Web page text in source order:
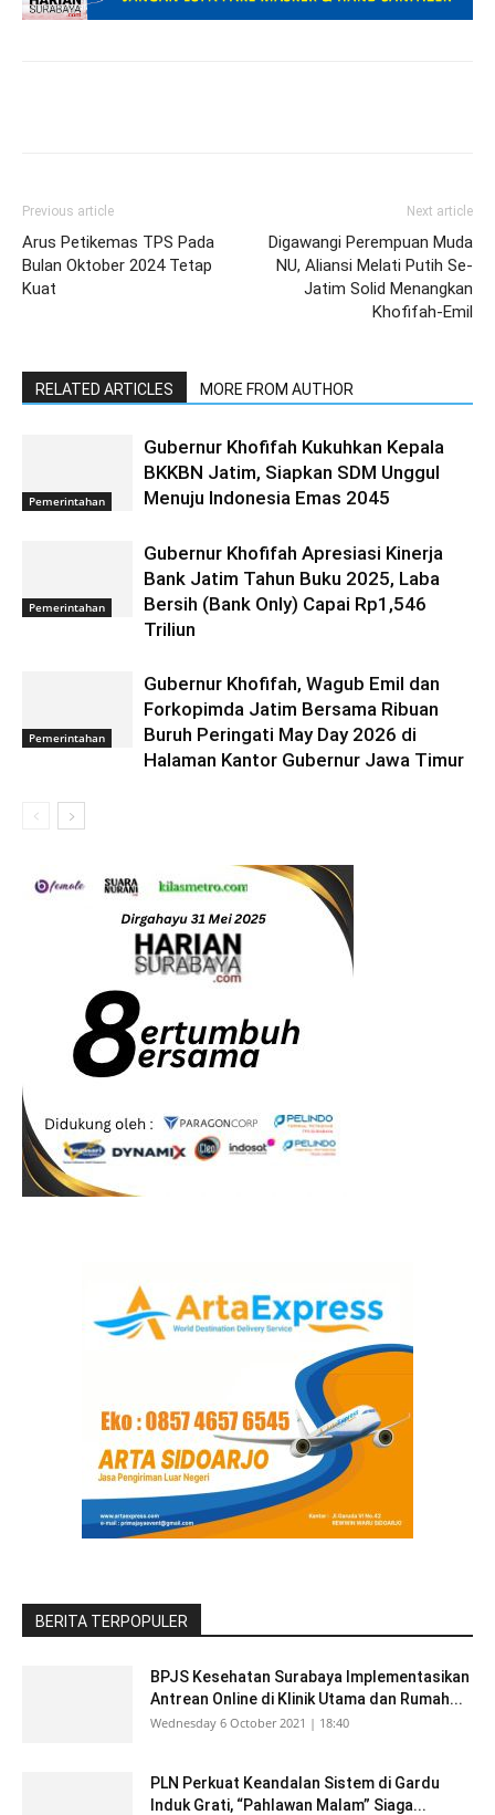
Previous article
Arus Petikemas TPS Pada
Bulan Oktober 2024 Tetap
Kuat
Next article
Digawangi Perempuan Muda
NU, Aliansi Melati Putih Se-
Jatim Solid Menangkan
Khofifah-Emil
RELATED ARTICLES MORE FROM AUTHOR
Pemerintahan
Gubernur Khofifah Kukuhkan Kepala
BKKBN Jatim, Siapkan SDM Unggul
Menuju Indonesia Emas 2045
Pemerintahan
Gubernur Khofifah Apresiasi Kinerja
Bank Jatim Tahun Buku 2025, Laba
Bersih (Bank Only) Capai Rp1,546
Triliun
Pemerintahan
Gubernur Khofifah, Wagub Emil dan
Forkopimda Jatim Bersama Ribuan
Buruh Peringati May Day 2026 di
Halaman Kantor Gubernur Jawa Timur
BERITA TERPOPULER
BPJS Kesehatan Surabaya Implementasikan
Antrean Online di Klinik Utama dan Rumah...
Wednesday 6 October 2021 | 18:40
PLN Perkuat Keandalan Sistem di Gardu
Induk Grati, “Pahlawan Malam” Siaga...